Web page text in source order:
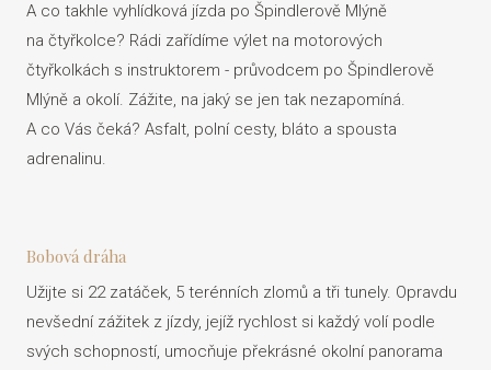
A co takhle vyhlídková jízda po Špindlerově Mlýně
na čtyřkolce? Rádi zařídíme výlet na motorových
čtyřkolkách s instruktorem - průvodcem po Špindlerově
Mlýně a okolí. Zážite, na jaký se jen tak nezapomíná.
A co Vás čeká? Asfalt, polní cesty, bláto a spousta
adrenalinu.
Bobová dráha
Užijte si 22 zatáček, 5 terénních zlomů a tři tunely. Opravdu
nevšední zážitek z jízdy, jejíž rychlost si každý volí podle
svých schopností, umocňuje překrásné okolní panorama